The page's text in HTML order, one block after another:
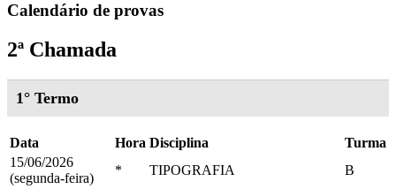
Calendário de provas
2ª Chamada
1° Termo
Data Hora Disciplina
Turma
15/06/2026
(segunda-feira)
* TIPOGRAFIA
B